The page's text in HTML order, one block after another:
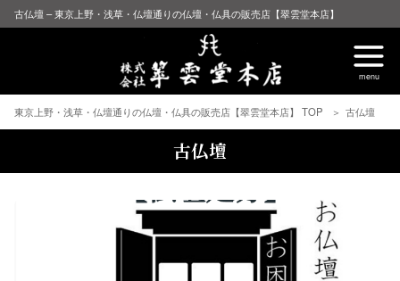
古仏壇 – 東京上野・浅草・仏壇通りの仏壇・仏具の販売店【翠雲堂本店】
東京上野・浅草・仏壇通りの仏壇・仏具の販売店【翠雲堂本店】 TOP 古仏壇
古仏壇